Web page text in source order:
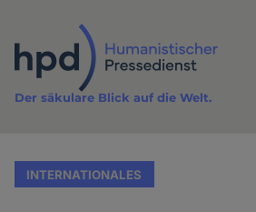
Inhalt
Der säkulare Blick auf die Welt.
INTERNATIONALES